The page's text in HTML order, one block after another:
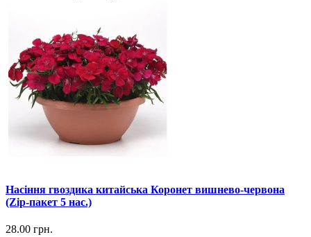
Насіння гвоздика китайська Коронет вишнево-червона
(Zip-пакет 5 нас.)
28.00 грн.